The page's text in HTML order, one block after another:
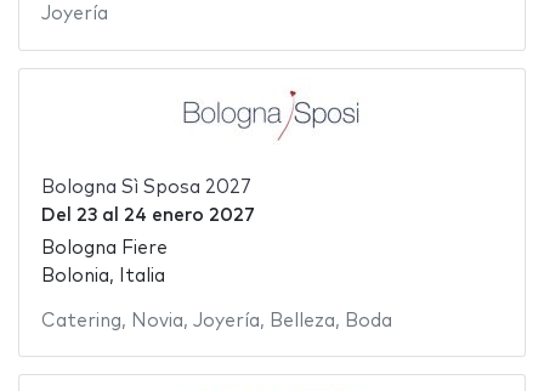
Joyería
Bologna Sì Sposa 2027
Del 23al 24 enero 2027
Bologna Fiere
Bolonia, Italia
Catering, Novia, Joyería, Belleza, Boda